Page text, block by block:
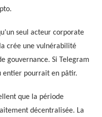
seul acteur corporate
crée une vulnérabilité
gouvernance. Si Telegram
entier pourrait en pâtir.
que la période
décentralisée. La